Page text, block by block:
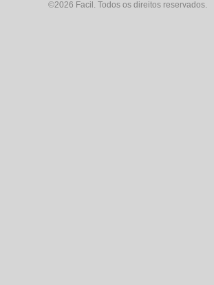
©2026 Facil. Todos os direitos reservados.